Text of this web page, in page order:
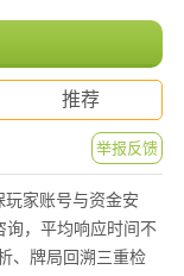
推荐
举报反馈
玩家账号与资金安
询，平均响应时间不
、牌局回溯三重检